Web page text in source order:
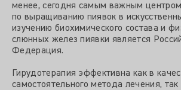
менее, сегодня самым важным
по выращиванию пиявок в
изучению биохимического состава и
слюнных желез пиявки является
Федерация.
Гирудотерапия эффективна как в
самостоятельного метода лечения, так